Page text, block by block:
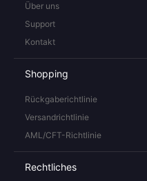
Über uns
Support
Kontakt
Shopping
Rückgaberichtlinie
Versandrichtlinie
AML/CFT-Richtlinie
Rechtliches